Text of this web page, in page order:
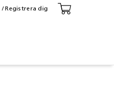
/ Registrera dig